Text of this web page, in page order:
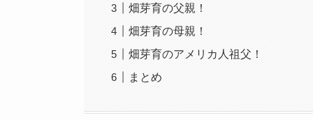
畑芽育の父親！
畑芽育の母親！
畑芽育のアメリカ人祖父！
まとめ